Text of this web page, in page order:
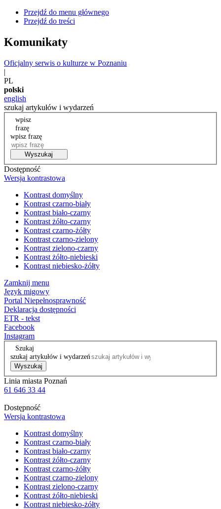
Przejdź do menu głównego
Przejdź do treści
Komunikaty
Oficjalny serwis o kulturze w Poznaniu
|
PL
polski
english
szukaj artykułów i wydarzeń
wpisz
frazę
wpisz frazę
Wyszukaj
Dostępność
Wersja kontrastowa
Kontrast domyślny
Kontrast czarno-biały
Kontrast biało-czarny
Kontrast żółto-czarny
Kontrast czarno-żółty
Kontrast czarno-zielony
Kontrast zielono-czarny
Kontrast żółto-niebieski
Kontrast niebiesko-żółty
Zamknij menu
Język migowy
Portal Niepełnosprawność
Deklaracja dostępności
ETR - tekst
Facebook
Instagram
Szukaj
szukaj artykułów i wydarzeń
Wyszukaj
Linia miasta Poznań
61 646 33 44
Dostępność
Wersja kontrastowa
Kontrast domyślny
Kontrast czarno-biały
Kontrast biało-czarny
Kontrast żółto-czarny
Kontrast czarno-żółty
Kontrast czarno-zielony
Kontrast zielono-czarny
Kontrast żółto-niebieski
Kontrast niebiesko-żółty